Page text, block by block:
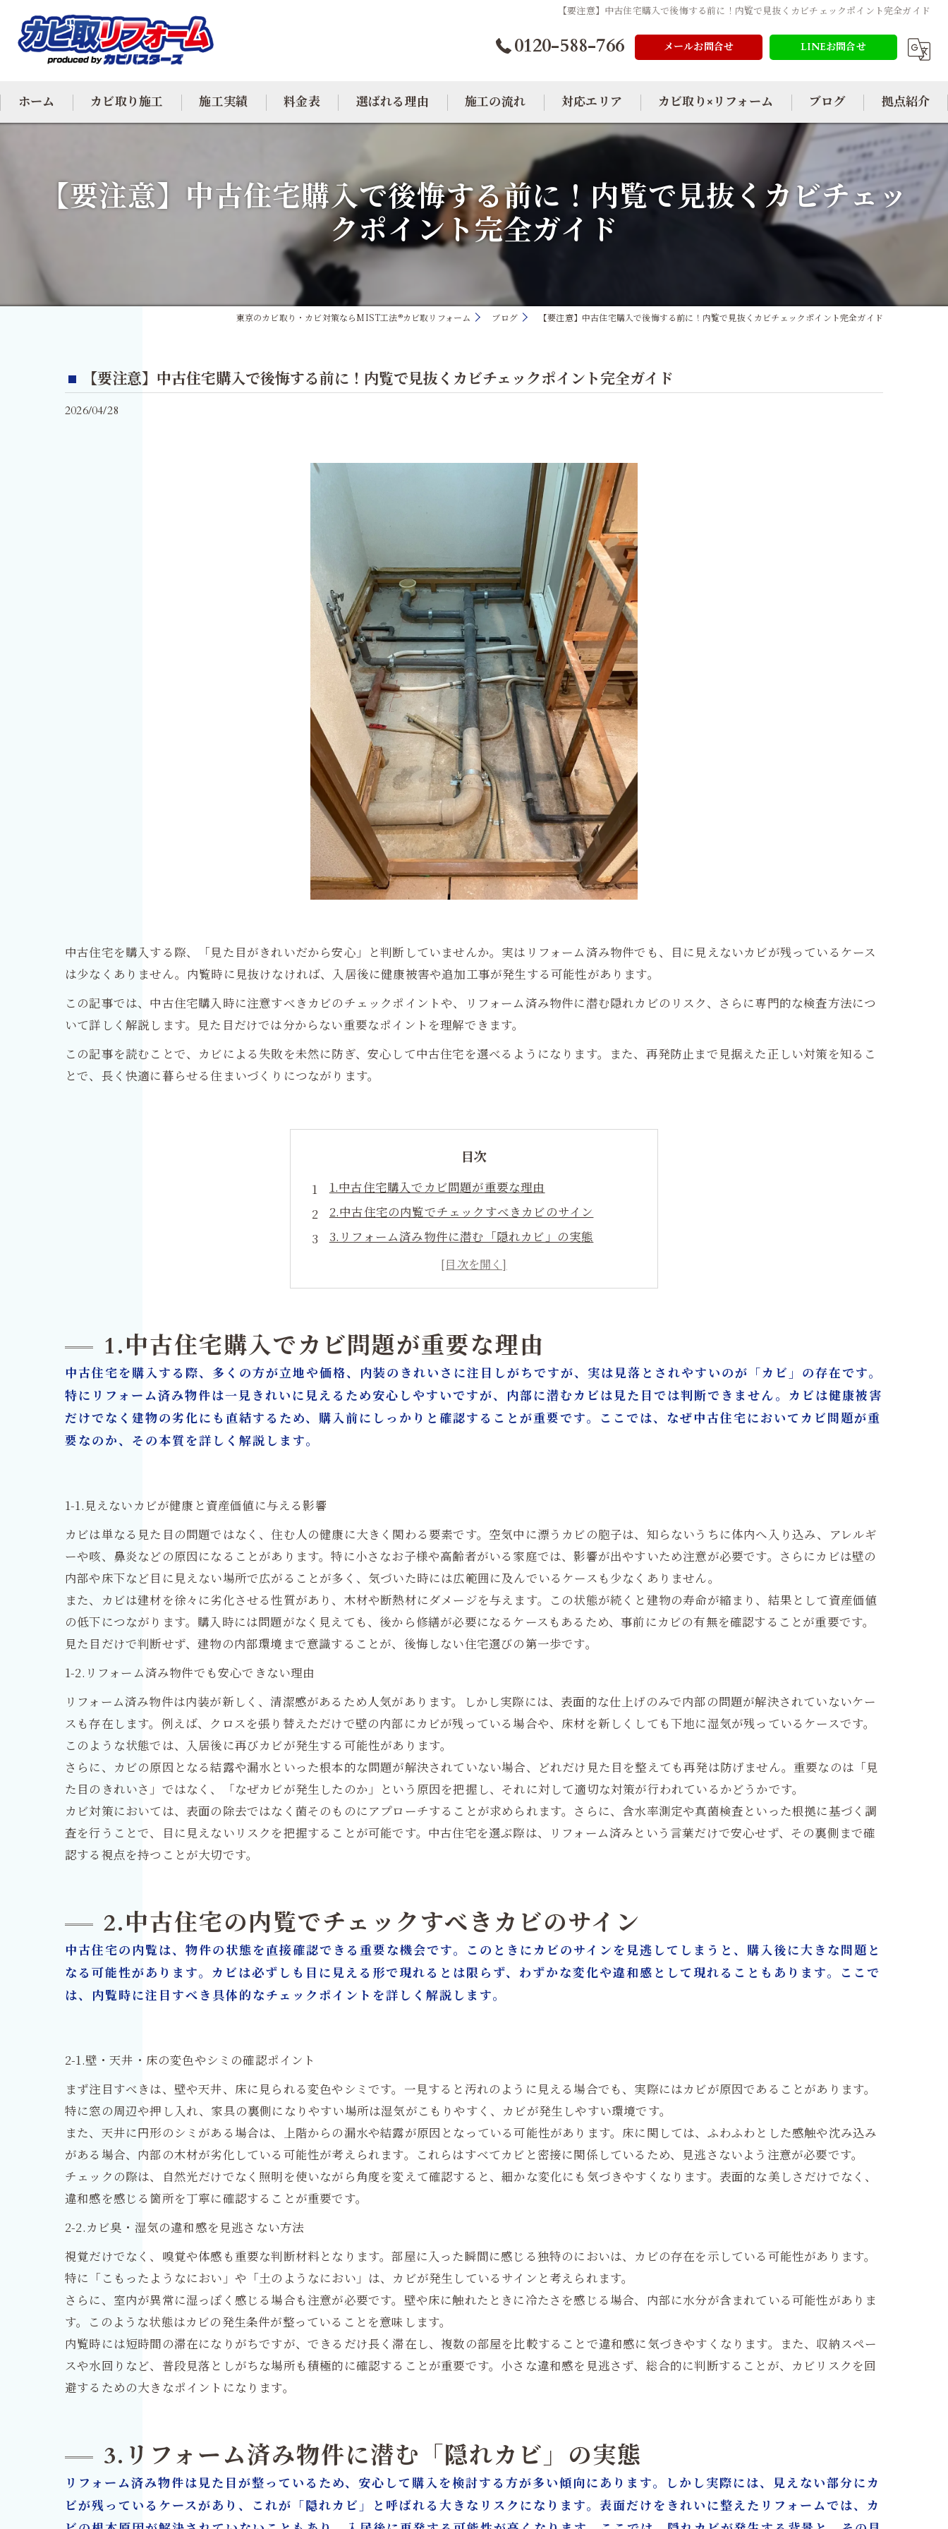
【要注意】中古住宅購入で後悔する前に！内覧で見抜くカビチェックポイント完全ガイド
0120-588-766 メールお問合せ LINEお問合せ
ホーム カビ取り施工
カビ除去
施工実績 料金表 選ばれる理由 施工の流れ 対応エリア
大阪のカビ取り
東京のカビ取り
愛知のカビ取り
カビ取り×リフォーム ブログ 拠点紹介
【要注意】中古住宅購入で後悔する前に！内覧で見抜くカビチェッ
クポイント完全ガイド
東京のカビ取り・カビ対策ならMIST工法®カビ取リフォーム ブログ 【要注意】中古住宅購入で後悔する前に！内覧で見抜くカビチェックポイント完全ガイド
【要注意】中古住宅購入で後悔する前に！内覧で見抜くカビチェックポイント完全ガイド
2026/04/28
中古住宅を購入する際、「見た目がきれいだから安心」と判断していませんか。実はリフォーム済み物件でも、目に見えないカビが残っているケース
は少なくありません。内覧時に見抜けなければ、入居後に健康被害や追加工事が発生する可能性があります。
この記事では、中古住宅購入時に注意すべきカビのチェックポイントや、リフォーム済み物件に潜む隠れカビのリスク、さらに専門的な検査方法につ
いて詳しく解説します。見た目だけでは分からない重要なポイントを理解できます。
この記事を読むことで、カビによる失敗を未然に防ぎ、安心して中古住宅を選べるようになります。また、再発防止まで見据えた正しい対策を知るこ
とで、長く快適に暮らせる住まいづくりにつながります。
目次
1.中古住宅購入でカビ問題が重要な理由
2.中古住宅の内覧でチェックすべきカビのサイン
3.リフォーム済み物件に潜む「隠れカビ」の実態
4.カビの発生原因を見抜く内覧チェックポイント
5.専門的なカビ検査の重要性とは
7.中古住宅購入前に確認すべきリフォームの質
8.カビ対策とリフォームを同時に行うメリット
9.戸建・マンション・ビルで異なるカビリスク
10.中古住宅購入で失敗しないための最終チェックリスト
1.中古住宅購入でカビ問題が重要な理由
中古住宅を購入する際、多くの方が立地や価格、内装のきれいさに注目しがちですが、実は見落とされやすいのが「カビ」の存在です。
特にリフォーム済み物件は一見きれいに見えるため安心しやすいですが、内部に潜むカビは見た目では判断できません。カビは健康被害
だけでなく建物の劣化にも直結するため、購入前にしっかりと確認することが重要です。ここでは、なぜ中古住宅においてカビ問題が重
要なのか、その本質を詳しく解説します。
1-1.見えないカビが健康と資産価値に与える影響
カビは単なる見た目の問題ではなく、住む人の健康に大きく関わる要素です。空気中に漂うカビの胞子は、知らないうちに体内へ入り込み、アレルギ
ーや咳、鼻炎などの原因になることがあります。特に小さなお子様や高齢者がいる家庭では、影響が出やすいため注意が必要です。さらにカビは壁の
内部や床下など目に見えない場所で広がることが多く、気づいた時には広範囲に及んでいるケースも少なくありません。
また、カビは建材を徐々に劣化させる性質があり、木材や断熱材にダメージを与えます。この状態が続くと建物の寿命が縮まり、結果として資産価値
の低下につながります。購入時には問題がなく見えても、後から修繕が必要になるケースもあるため、事前にカビの有無を確認することが重要です。
見た目だけで判断せず、建物の内部環境まで意識することが、後悔しない住宅選びの第一歩です。
1-2.リフォーム済み物件でも安心できない理由
リフォーム済み物件は内装が新しく、清潔感があるため人気があります。しかし実際には、表面的な仕上げのみで内部の問題が解決されていないケー
スも存在します。例えば、クロスを張り替えただけで壁の内部にカビが残っている場合や、床材を新しくしても下地に湿気が残っているケースです。
このような状態では、入居後に再びカビが発生する可能性があります。
さらに、カビの原因となる結露や漏水といった根本的な問題が解決されていない場合、どれだけ見た目を整えても再発は防げません。重要なのは「見
た目のきれいさ」ではなく、「なぜカビが発生したのか」という原因を把握し、それに対して適切な対策が行われているかどうかです。
カビ対策においては、表面の除去ではなく菌そのものにアプローチすることが求められます。さらに、含水率測定や真菌検査といった根拠に基づく調
査を行うことで、目に見えないリスクを把握することが可能です。中古住宅を選ぶ際は、リフォーム済みという言葉だけで安心せず、その裏側まで確
認する視点を持つことが大切です。
2.中古住宅の内覧でチェックすべきカビのサイン
中古住宅の内覧は、物件の状態を直接確認できる重要な機会です。このときにカビのサインを見逃してしまうと、購入後に大きな問題と
なる可能性があります。カビは必ずしも目に見える形で現れるとは限らず、わずかな変化や違和感として現れることもあります。ここで
は、内覧時に注目すべき具体的なチェックポイントを詳しく解説します。
2-1.壁・天井・床の変色やシミの確認ポイント
まず注目すべきは、壁や天井、床に見られる変色やシミです。一見すると汚れのように見える場合でも、実際にはカビが原因であることがあります。
特に窓の周辺や押し入れ、家具の裏側になりやすい場所は湿気がこもりやすく、カビが発生しやすい環境です。
また、天井に円形のシミがある場合は、上階からの漏水や結露が原因となっている可能性があります。床に関しては、ふわふわとした感触や沈み込み
がある場合、内部の木材が劣化している可能性が考えられます。これらはすべてカビと密接に関係しているため、見逃さないよう注意が必要です。
チェックの際は、自然光だけでなく照明を使いながら角度を変えて確認すると、細かな変化にも気づきやすくなります。表面的な美しさだけでなく、
違和感を感じる箇所を丁寧に確認することが重要です。
2-2.カビ臭・湿気の違和感を見逃さない方法
視覚だけでなく、嗅覚や体感も重要な判断材料となります。部屋に入った瞬間に感じる独特のにおいは、カビの存在を示している可能性があります。
特に「こもったようなにおい」や「土のようなにおい」は、カビが発生しているサインと考えられます。
さらに、室内が異常に湿っぽく感じる場合も注意が必要です。壁や床に触れたときに冷たさを感じる場合、内部に水分が含まれている可能性がありま
す。このような状態はカビの発生条件が整っていることを意味します。
内覧時には短時間の滞在になりがちですが、できるだけ長く滞在し、複数の部屋を比較することで違和感に気づきやすくなります。また、収納スペー
スや水回りなど、普段見落としがちな場所も積極的に確認することが重要です。小さな違和感を見逃さず、総合的に判断することが、カビリスクを回
避するための大きなポイントになります。
3.リフォーム済み物件に潜む「隠れカビ」の実態
リフォーム済み物件は見た目が整っているため、安心して購入を検討する方が多い傾向にあります。しかし実際には、見えない部分にカ
ビが残っているケースがあり、これが「隠れカビ」と呼ばれる大きなリスクになります。表面だけをきれいに整えたリフォームでは、カ